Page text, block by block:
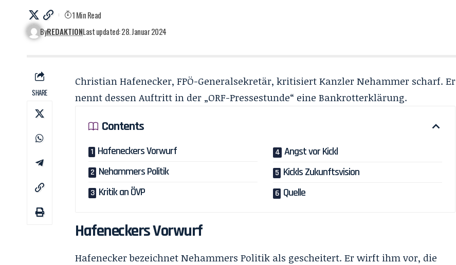
ByREDAKTIONLast updated: 28. Januar 2024
1 Min Read
SHARE
Christian Hafenecker, FPÖ-Generalsekretär, kritisiert Kanzler Nehammer scharf. Er
nennt dessen Auftritt in der „ORF-Pressestunde“ eine Bankrotterklärung.
Contents
Hafeneckers Vorwurf
Nehammers Politik
Kritik an ÖVP
Angst vor Kickl
Kickls Zukunftsvision
Quelle
Hafeneckers Vorwurf
Hafenecker bezeichnet Nehammers Politik als gescheitert. Er wirft ihm vor, die